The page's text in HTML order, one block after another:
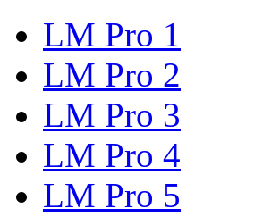
LM Pro 1
LM Pro 2
LM Pro 3
LM Pro 4
LM Pro 5